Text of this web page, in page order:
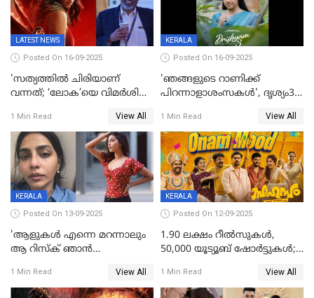
LATEST NEWS
Posted On 16-09-2025
'സത്യത്തിൽ ചിരിയാണ്
വന്നത്; ‘ലോക’യെ വിമർശിച്ച്
1 Min Read View All
KERALA
Posted On 16-09-2025
'ഞങ്ങളുടെ റാണിക്ക്
പിറന്നാളാശംസകൾ', ദൃശ്യം3-
പോസ്റ്റർ പുറത്തുവിട്ടു
1 Min Read View All
KERALA
Posted On 13-09-2025
'ആളുകള്‍ എന്നെ മറന്നാലും
ആ റിസ്ക് ഞാൻ
മനസിലായി, കടുത്ത
തീരുമാനവുമായി ഐശ്വര്യ
1 Min Read View All
KERALA
Posted On 12-09-2025
1.90 ലക്ഷം റീല്‍സുകള്‍,
50,000 യൂട്യൂബ് ഷോര്‍ട്ടുകള്‍;
ഹിറ്റായി ഓണം മൂഡ് ഗാനം
1 Min Read View All